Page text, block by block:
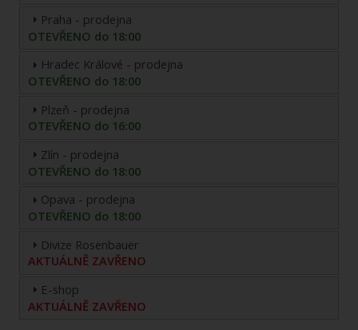
Praha - prodejna
OTEVŘENO do 18:00
Hradec Králové - prodejna
OTEVŘENO do 18:00
Plzeň - prodejna
OTEVŘENO do 16:00
Zlín - prodejna
OTEVŘENO do 18:00
Opava - prodejna
OTEVŘENO do 18:00
Divize Rosenbauer
AKTUÁLNĚ ZAVŘENO
E-shop
AKTUÁLNĚ ZAVŘENO